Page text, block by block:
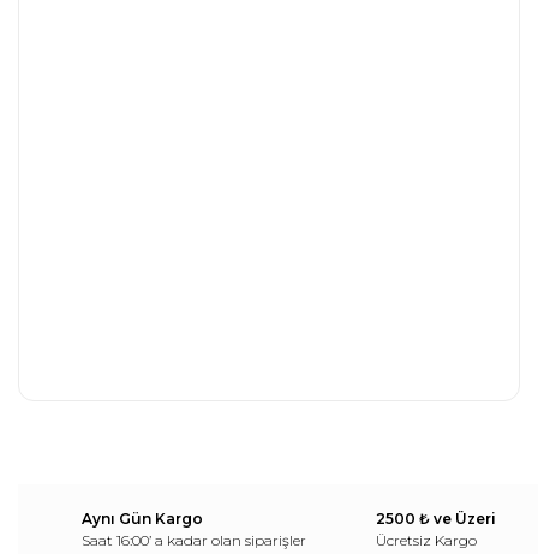
Aynı Gün Kargo
Saat 16:00’ a kadar olan siparişler
2500 ₺ ve Üzeri
Ücretsiz Kargo